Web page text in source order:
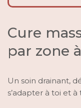
Cure
par zone
Un soin drainant,
s’adapter à toi et